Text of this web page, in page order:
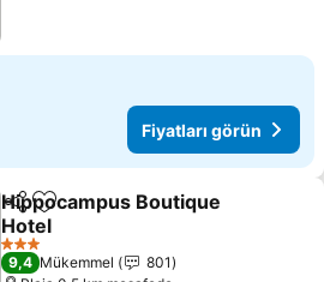
Fiyatları görün
PaylaşFavorilerime ekle
Hippocampus Boutique
Hotel
Fiyatları görün
3 Yıldız
9,4 Mükemmel
801